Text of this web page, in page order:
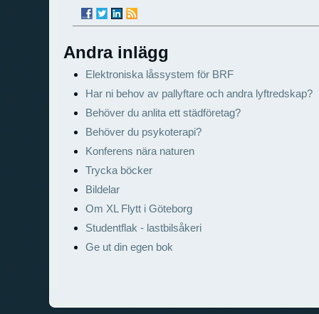
Andra inlägg
Elektroniska låssystem för BRF
Har ni behov av pallyftare och andra lyftredskap?
Behöver du anlita ett städföretag?
Behöver du psykoterapi?
Konferens nära naturen
Trycka böcker
Bildelar
Om XL Flytt i Göteborg
Studentflak - lastbilsåkeri
Ge ut din egen bok